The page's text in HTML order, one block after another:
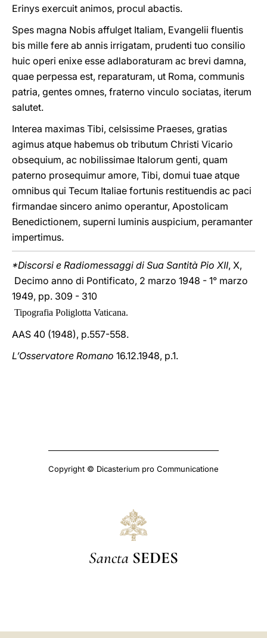
Erinys exercuit animos, procul abactis.
Spes magna Nobis affulget Italiam, Evangelii fluentis
bis mille fere ab annis irrigatam, prudenti tuo consilio
huic operi enixe esse adlaboraturam ac brevi damna,
quae perpessa est, reparaturam, ut Roma, communis
patria, gentes omnes, fraterno vinculo sociatas, iterum
salutet.
Interea maximas Tibi, celsissime Praeses, gratias
agimus atque habemus ob tributum Christi Vicario
obsequium, ac nobilissimae Italorum genti, quam
paterno prosequimur amore, Tibi, domui tuae atque
omnibus qui Tecum Italiae fortunis restituendis ac paci
firmandae sincero animo operantur, Apostolicam
Benedictionem, superni luminis auspicium, peramanter
impertimus.
*Discorsi e Radiomessaggi di Sua Santità Pio XII, X,
Decimo anno di Pontificato, 2 marzo 1948 - 1° marzo
1949, pp. 309 - 310
Tipografia Poliglotta Vaticana.
AAS 40 (1948), p.557-558.
L’Osservatore Romano 16.12.1948, p.1.
Copyright © Dicasterium pro Communicatione
Sancta SEDES